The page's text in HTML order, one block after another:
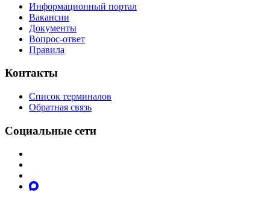
Информационный портал
Вакансии
Документы
Вопрос-ответ
Правила
Контакты
Список терминалов
Обратная связь
Социальные сети